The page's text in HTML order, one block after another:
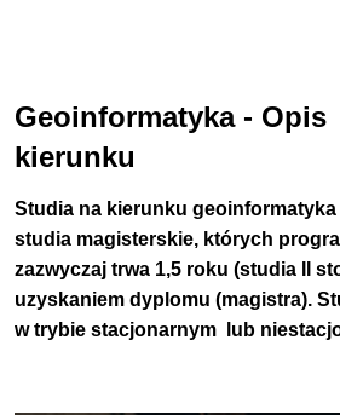
Geoinformatyka - Opis
kierunku
Studia na kierunku geoinformatyka
studia magisterskie, których
zazwyczaj trwa 1,5 roku (studia II
uzyskaniem dyplomu (magistra).
w trybiestacjonarnym lub